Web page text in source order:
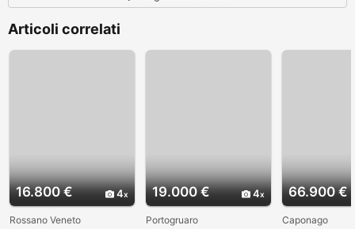
Articoli correlati
16.800 € 4
Rossano Veneto
19.000 € 4
Portogruaro
66.900 €
Caponago